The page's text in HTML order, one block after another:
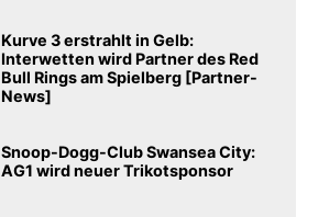
Kurve 3 erstrahlt in Gelb:
Interwetten wird Partner des Red
Bull Rings am Spielberg [Partner-
News]
Snoop-Dogg-Club Swansea City:
AG1 wird neuer Trikotsponsor